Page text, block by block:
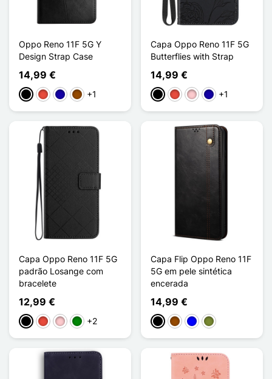
Oppo Reno 11F 5G Y
Design Strap Case
14,99 €
PretoVermelhoAzul Escuro
Castanho
+1
Capa Oppo Reno 11F 5G
Butterflies with Strap
14,99 €
PretoVermelho
RosaAzul Escuro
+1
Capa Oppo Reno 11F 5G
padrão Losange com
bracelete
12,99 €
PretoVermelho
RosaVerde
+2
Capa Flip Oppo Reno 11F
5G em pele sintética
encerada
14,99 €
PretoCastanho
AzulKhaki